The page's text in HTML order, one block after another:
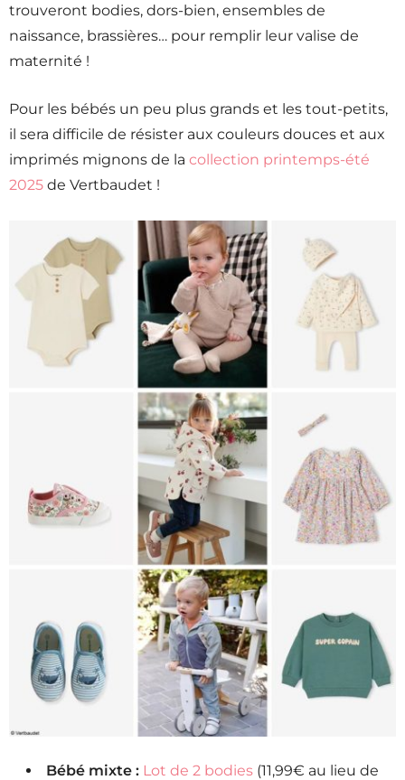
trouveront bodies, dors-bien, ensembles de
naissance, brassières… pour remplir leur valise de
maternité !
Pour les bébés un peu plus grands et les tout-petits,
il sera difficile de résister aux couleurs douces et aux
imprimés mignons de la collection printemps-été
2025 de Vertbaudet !
Bébé mixte : Lot de 2 bodies (11,99€ au lieu de